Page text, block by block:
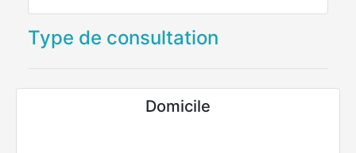
Type de consultation
Domicile